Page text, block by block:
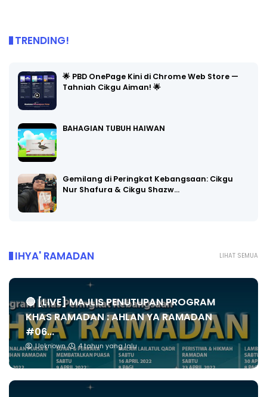
TRENDING!
🌟 PBD OnePage Kini di Chrome Web Store —
Tahniah Cikgu Aiman! 🌟
BAHAGIAN TUBUH HAIWAN
Gemilang di Peringkat Kebangsaan: Cikgu
Nur Shafura & Cikgu Shazw…
LIHAT SEMUA
IHYA' RAMADAN
🔴 [LIVE] MAJLIS PENUTUPAN PROGRAM
KHAS RAMADAN : AHLAN YA RAMADAN
#06...
Unknown 4 tahun yang lalu